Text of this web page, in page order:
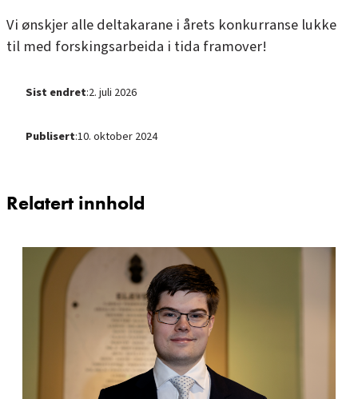
Vi ønskjer alle deltakarane i årets konkurranse lukke
til med forskingsarbeida i tida framover!
Sist endret:2. juli 2026
Publisert:10. oktober 2024
Relatert innhold